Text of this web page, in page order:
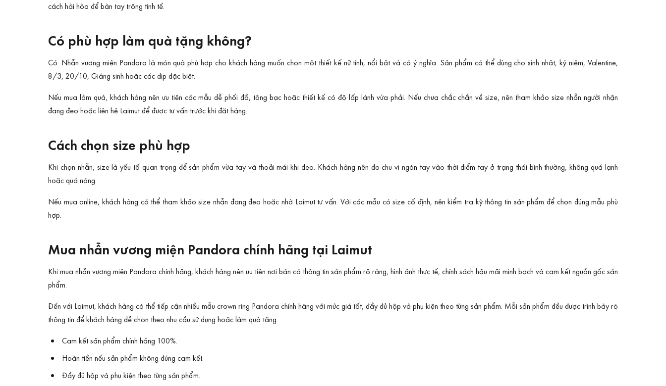
cách hài hòa để bàn tay trông tinh tế.
Có phù hợp làm quà tặng không?
Có. Nhẫn vương miện Pandora là món quà phù hợp cho khách hàng muốn chọn một thiết kế nữ tính, nổi bật và có ý nghĩa. Sản phẩm có thể dùng cho sinh nhật, kỷ niệm, Valentine,
8/3, 20/10, Giáng sinh hoặc các dịp đặc biệt.
Nếu mua làm quà, khách hàng nên ưu tiên các mẫu dễ phối đồ, tông bạc hoặc thiết kế có độ lấp lánh vừa phải. Nếu chưa chắc chắn về size, nên tham khảo size nhẫn người nhận
đang đeo hoặc liên hệ Laimut để được tư vấn trước khi đặt hàng.
Cách chọn size phù hợp
Khi chọn nhẫn, size là yếu tố quan trọng để sản phẩm vừa tay và thoải mái khi đeo. Khách hàng nên đo chu vi ngón tay vào thời điểm tay ở trạng thái bình thường, không quá lạnh
hoặc quá nóng.
Nếu mua online, khách hàng có thể tham khảo size nhẫn đang đeo hoặc nhờ Laimut tư vấn. Với các mẫu có size cố định, nên kiểm tra kỹ thông tin sản phẩm để chọn đúng mẫu phù
hợp.
Mua nhẫn vương miện Pandora chính hãng tại Laimut
Khi mua nhẫn vương miện Pandora chính hãng, khách hàng nên ưu tiên nơi bán có thông tin sản phẩm rõ ràng, hình ảnh thực tế, chính sách hậu mãi minh bạch và cam kết nguồn gốc sản
phẩm.
Đến với Laimut, khách hàng có thể tiếp cận nhiều mẫu crown ring Pandora chính hãng với mức giá tốt, đầy đủ hộp và phụ kiện theo từng sản phẩm. Mỗi sản phẩm đều được trình bày rõ
thông tin để khách hàng dễ chọn theo nhu cầu sử dụng hoặc làm quà tặng.
Cam kết sản phẩm chính hãng 100%.
Hoàn tiền nếu sản phẩm không đúng cam kết.
Đầy đủ hộp và phụ kiện theo từng sản phẩm.